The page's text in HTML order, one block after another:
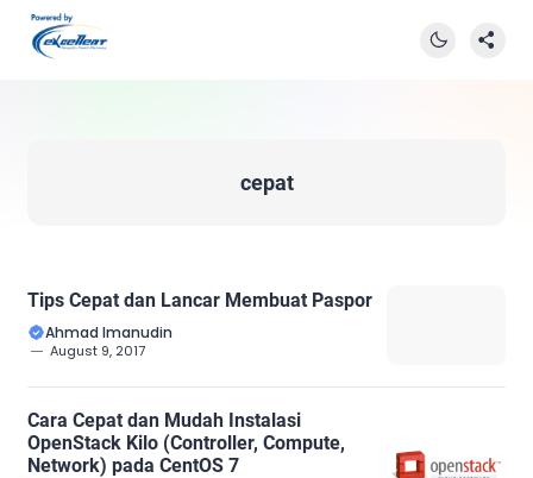
cepat
Tips Cepat dan Lancar Membuat Paspor
Ahmad Imanudin
August 9, 2017
Cara Cepat dan Mudah Instalasi
OpenStack Kilo (Controller, Compute,
Network) pada CentOS 7